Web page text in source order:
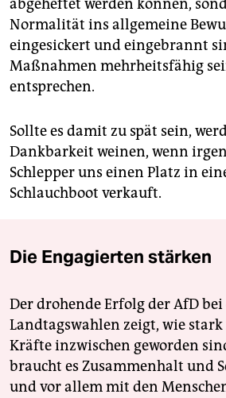
abgeheftet werden können,
Normalität ins allgemeine
eingesickert und eingebrannt
Maßnahmen mehrheitsfähig
entsprechen.
Sollte es damit zu spät sein,
Dankbarkeit weinen, wenn
Schlepper uns einen Platz in
Schlauchboot verkauft.
Die Engagierten stärken
Der drohende Erfolg der AfD
Landtagswahlen zeigt, wie
Kräfte inzwischen geworden
braucht es Zusammenhalt und
und vor allem mit den